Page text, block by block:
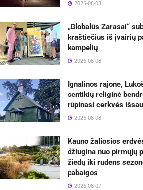
2026-08-08
„Globalūs Zarasai“
kraštiečius iš įvairių
kampelių
2026-08-08
Ignalinos rajone,
sentikių religinė
rūpinasi cerkvės
2026-08-08
Kauno žaliosios
džiugina nuo pirmųjų
žiedų iki rudens
pabaigos
2026-08-07